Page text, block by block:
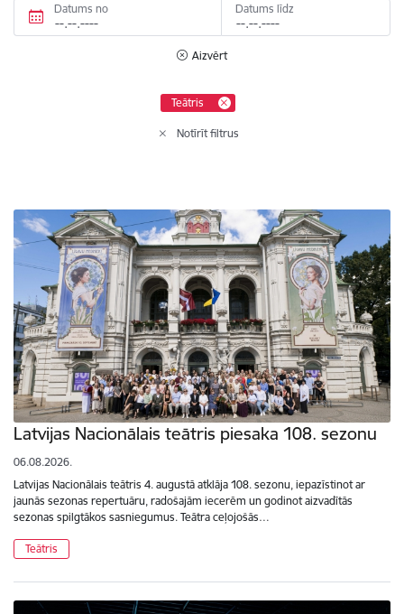
Datums no Datums līdz
Aizvērt
Teātris
Notīrīt filtrus
Latvijas Nacionālais teātris piesaka 108. sezonu
06.08.2026.
Latvijas Nacionālais teātris 4. augustā atklāja 108. sezonu, iepazīstinot ar
jaunās sezonas repertuāru, radošajām iecerēm un godinot aizvadītās
sezonas spilgtākos sasniegumus. Teātra ceļojošās…
Teātris